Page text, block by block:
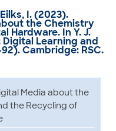
I. (2023).
the Chemistry
Hardware. In Y. J.
Digital Learning and
Cambridge: RSC.
Media about the
the Recycling of